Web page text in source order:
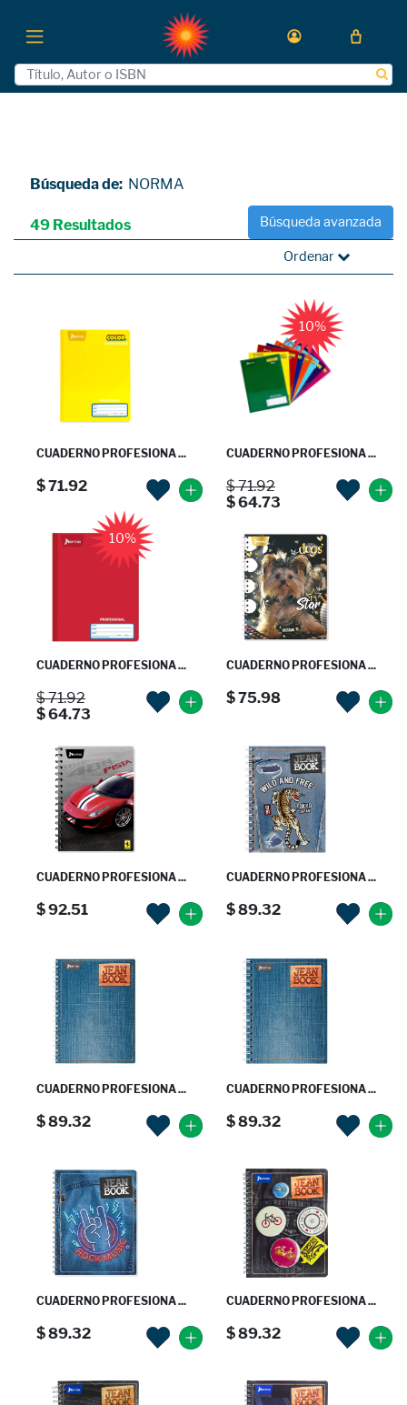
Búsqueda de: NORMA
49 Resultados Búsqueda avanzada
Ordenar
CUADERNO PROFESIONA ...
$ 71.92
10%
CUADERNO PROFESIONA ...
$ 71.92
$ 64.73
10%
CUADERNO PROFESIONA ...
$ 71.92
$ 64.73
CUADERNO PROFESIONA ...
$ 75.98
CUADERNO PROFESIONA ...
$ 92.51
CUADERNO PROFESIONA ...
$ 89.32
CUADERNO PROFESIONA ...
$ 89.32
CUADERNO PROFESIONA ...
$ 89.32
CUADERNO PROFESIONA ...
$ 89.32
CUADERNO PROFESIONA ...
$ 89.32